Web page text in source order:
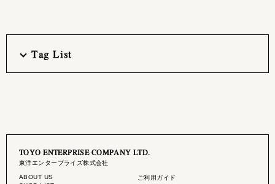
Tag List
TOYO ENTERPRISE COMPANY LTD.
東洋エンタープライズ株式会社
ABOUT US
ご利用ガイド